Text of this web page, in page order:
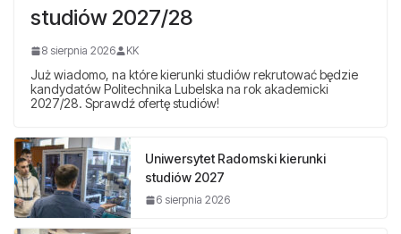
studiów 2027/28
8 sierpnia 2026 KK
Już wiadomo, na które kierunki studiów rekrutować będzie
kandydatów Politechnika Lubelska na rok akademicki
2027/28. Sprawdź ofertę studiów!
Uniwersytet Radomski kierunki
studiów 2027
6 sierpnia 2026